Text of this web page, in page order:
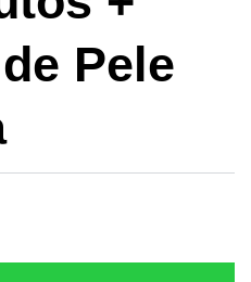
Pele